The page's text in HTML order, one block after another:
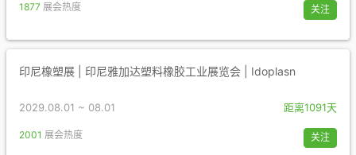
1877 展会热度 关注
印尼橡塑展 | 印尼雅加达塑料橡胶工业展览会 | Idoplasn
2029.08.01 ~ 08.01 距离1091天
2001 展会热度 关注